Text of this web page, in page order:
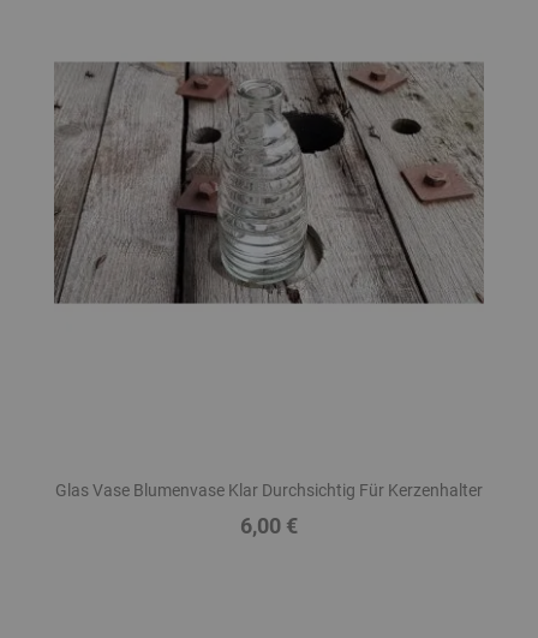
Glas Vase Blumenvase Klar Durchsichtig Für Kerzenhalter
Preis
6,00 €